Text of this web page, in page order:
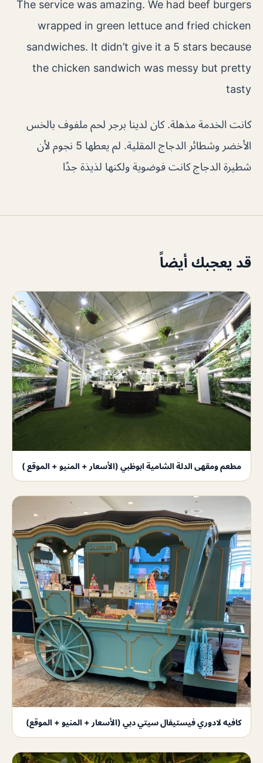
The service was amazing. We had beef burgers
wrapped in green lettuce and fried chicken
sandwiches. It didn’t give it a 5 stars because
the chicken sandwich was messy but pretty
tasty
كانت الخدمة مذهلة. كان لدينا برجر لحم ملفوف بالخس
الأخضر وشطائر الدجاج المقلية. لم يعطها 5 نجوم لأن
شطيرة الدجاج كانت فوضوية ولكنها لذيذة جدًا
قد يعجبك أيضاً
مطعم ومقهى الدلة الشامية ابوظبي (الأسعار + المنيو + الموقع )
كافيه لادوري فيستيفال سيتي دبي (الأسعار + المنيو + الموقع)